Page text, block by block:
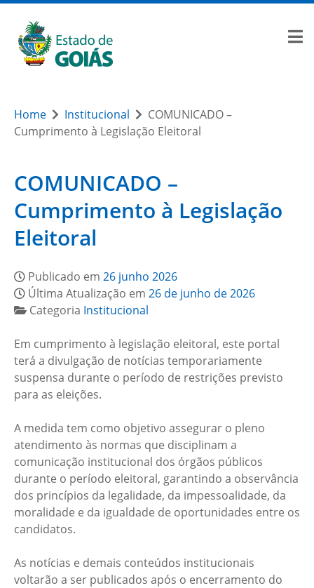
Home Institucional
COMUNICADO –
Cumprimento à Legislação Eleitoral
COMUNICADO –
Cumprimento à Legislação
Eleitoral
Publicado em 26 junho 2026
Última Atualização em 26 de junho de 2026
Categoria Institucional
Em cumprimento à legislação eleitoral, este portal
terá a divulgação de notícias temporariamente
suspensa durante o período de restrições previsto
para as eleições.
A medida tem como objetivo assegurar o pleno
atendimento às normas que disciplinam a
comunicação institucional dos órgãos públicos
durante o período eleitoral, garantindo a observância
dos princípios da legalidade, da impessoalidade, da
moralidade e da igualdade de oportunidades entre os
candidatos.
As notícias e demais conteúdos institucionais
voltarão a ser publicados após o encerramento do